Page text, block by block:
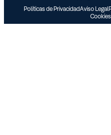
Políticas de PrivacidadAviso Legal
Cookies